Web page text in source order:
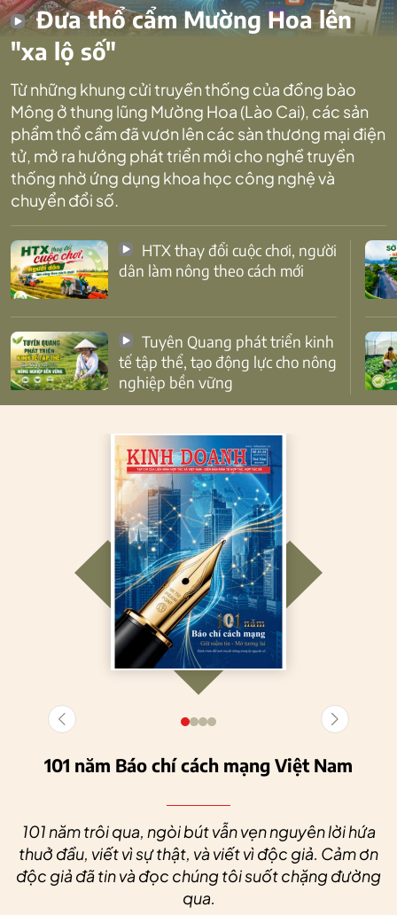
Đưa thổ cẩm Mường Hoa lên
"xa lộ số"
Từ những khung cửi truyền thống của đồng bào
Mông ở thung lũng Mường Hoa (Lào Cai), các sản
phẩm thổ cẩm đã vươn lên các sàn thương mại điện
tử, mở ra hướng phát triển mới cho nghề truyền
thống nhờ ứng dụng khoa học công nghệ và
chuyển đổi số.
dân làm nông theo cách mới
tế tập thể, tạo động lực cho nông
nghiệp bền vững
101 năm Báo chí cách mạng Việt Nam
101 năm trôi qua, ngòi bút vẫn vẹn nguyên lời hứa
thuở đầu, viết vì sự thật, và viết vì độc giả. Cảm ơn
độc giả đã tin và đọc chúng tôi suốt chặng đường
qua.